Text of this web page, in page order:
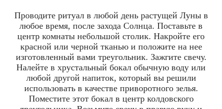
Проводите ритуал в любой день растущей Луны в
любое время, после захода Солнца. Поставьте в
центр комнаты небольшой столик. Накройте его
красной или черной тканью и положите на нее
изготовленный вами треугольник. Зажгите свечу.
Налейте в хрустальный бокал обычную воду или
любой другой напиток, который вы решили
использовать в качестве приворотного зелья.
Поместите этот бокал в центр колдовского